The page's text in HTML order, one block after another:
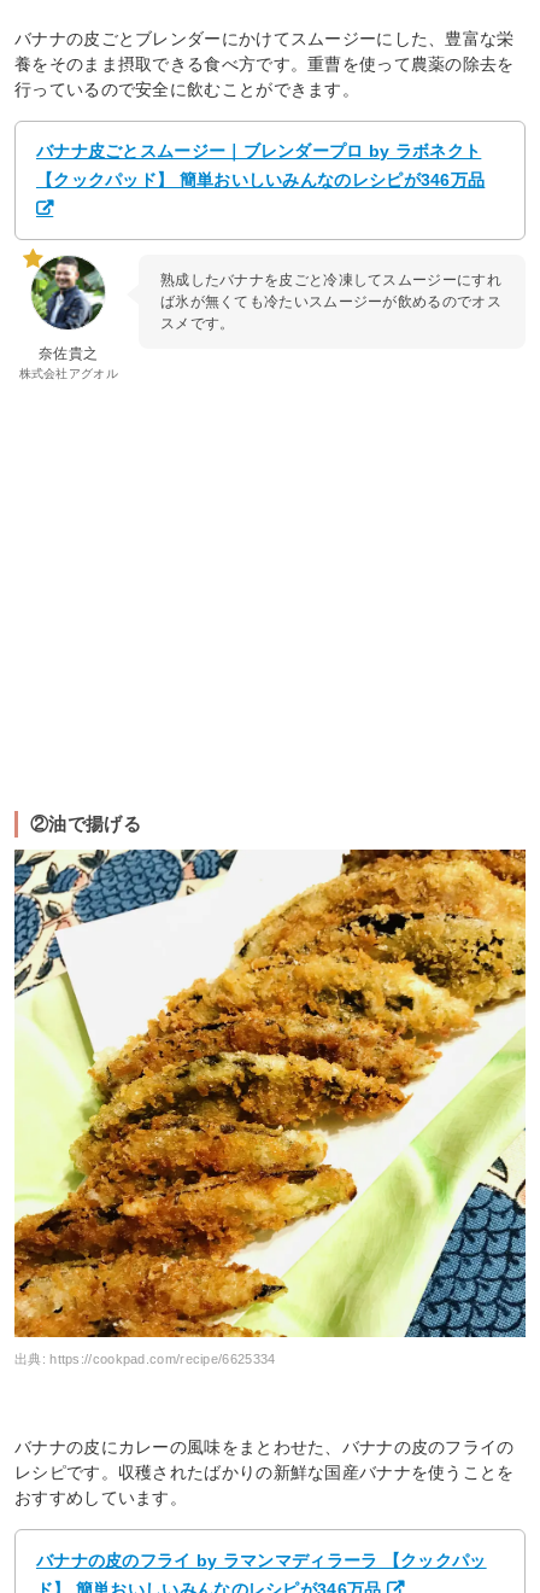
バナナの皮ごとブレンダーにかけてスムージーにした、豊富な栄
養をそのまま摂取できる食べ方です。重曹を使って農薬の除去を
行っているので安全に飲むことができます。
バナナ皮ごとスムージー｜ブレンダープロ by ラボネクト
【クックパッド】 簡単おいしいみんなのレシピが346万品
奈佐貴之
株式会社アグオル
熟成したバナナを皮ごと冷凍してスムージーにすれ
ば氷が無くても冷たいスムージーが飲めるのでオス
スメです。
②油で揚げる
出典:https://cookpad.com/recipe/6625334
バナナの皮にカレーの風味をまとわせた、バナナの皮のフライの
レシピです。収穫されたばかりの新鮮な国産バナナを使うことを
おすすめしています。
バナナの皮のフライ by ラマンマディラーラ 【クックパッ
ド】 簡単おいしいみんなのレシピが346万品